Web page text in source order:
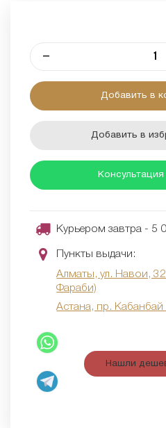
–
Добавить в
Добавить в
Курьером завтра - 5
Пункты выдачи:
Алматы, ул. Навои,
Фараби)
Астана, пр.
Нашли